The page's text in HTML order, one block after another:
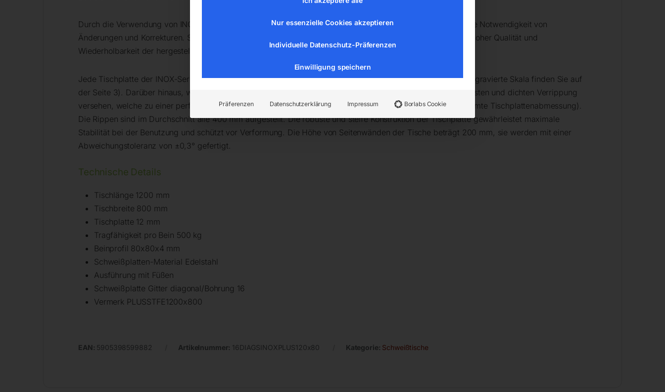
Durch die Verwendung von INOX-Tischen werden Ihre Konstruktionenpräzise und genau
ausgeführt, ohne die Notwendigkeit von
Änderungen und Korrekturen. Sie gewährleisten ein
bei gleichzeitig hoher Qualität und
Wiederholbarkeit der hergestellten Konstruktionen.
Jede Tischplatte der INOX-Serie ist mit einer eingravierten Skala ausgeführt (mehr Informationen über die eingravierte Skala finden Sie auf
der Seite 3). Darüber hinaus, wie bei herkömmlichen Schweißtischen, werden die Tischplatten mit einer robusten und dichten Verrippung
versehen, welche zu einer perfekt ebenen Arbeitsfläche führt (Ebenheitstoleranz von ±0,3 mm über die gesamte Tischplattenabmessung).
Die Rippen sind im Durchschnitt alle 400 mm aufgestellt. Die robuste und steife Konstruktion der Tischplatte gewährleistet maximale
Stabilität bei der Benutzung und schützt vor Verformung. Die Höhe von Seitenwänden der Tische beträgt 200 mm, sie werden mit einer
Abweichungstoleranz von ±0,3° gefertigt.
Technische Details
Tischlänge 1200 mm
Tischbreite 800 mm
Tischplatte 12 mm
Tragfähigkeit pro Bein 500 kg
Beinprofil 80x80x4 mm
Schweißplatten-Material Edelstahl
Ausführung mit Füßen
Schweißplatte Gitter diagonal/Bohrung 16
Vermerk PLUSSTFE1200x800
EAN: 5905398599882 Artikelnummer: 16DIAGSINOXPLUS120x80 Kategorie: Schweißtische
Nur essenzielle Cookies akzeptieren
Individuelle Datenschutz-Präferenzen
Einwilligung speichern
Präferenzen Datenschutzerklärung Impressum Borlabs Cookie